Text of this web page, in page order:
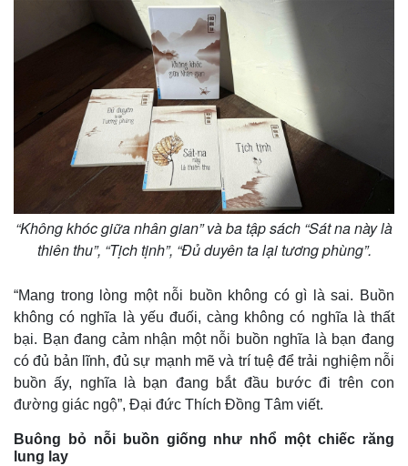
“Không khóc giữa nhân gian” và ba tập sách “Sát na này là
thiên thu”, “Tịch tịnh”, “Đủ duyên ta lại tương phùng”.
“Mang trong lòng một nỗi buồn không có gì là sai. Buồn
không có nghĩa là yếu đuối, càng không có nghĩa là thất
bại. Bạn đang cảm nhận một nỗi buồn nghĩa là bạn đang
có đủ bản lĩnh, đủ sự mạnh mẽ và trí tuệ để trải nghiệm nỗi
buồn ấy, nghĩa là bạn đang bắt đầu bước đi trên con
đường giác ngộ”, Đại đức Thích Đồng Tâm viết.
Buông bỏ nỗi buồn giống như nhổ một chiếc răng
lung lay